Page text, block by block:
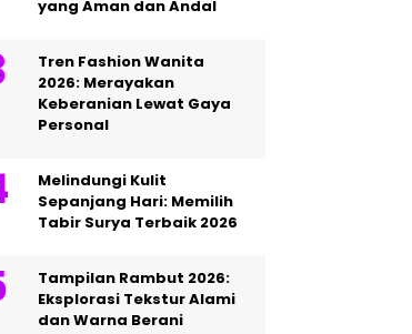
yang Aman dan Andal
Tren Fashion Wanita
2026: Merayakan
Keberanian Lewat Gaya
Personal
Melindungi Kulit
Sepanjang Hari: Memilih
Tabir Surya Terbaik 2026
Tampilan Rambut 2026:
Eksplorasi Tekstur Alami
dan Warna Berani